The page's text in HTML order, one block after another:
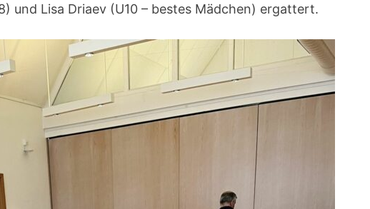
und Lisa Driaev (U10 – bestes Mädchen) ergattert.